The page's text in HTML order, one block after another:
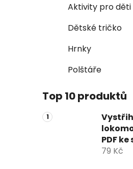
Aktivity pro děti
Dětské tričko
Hrnky
Polštáře
Top 10 produktů
PDF
79 Kč